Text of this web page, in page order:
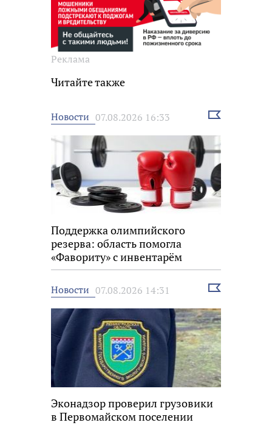
Реклама
Читайте также
Новости 07.08.2026 16:33
Выбрать
Поддержка олимпийского
резерва: область помогла
«Фавориту» с инвентарём
Новости 07.08.2026 14:31
Выбрать
Эконадзор проверил грузовики
в Первомайском поселении